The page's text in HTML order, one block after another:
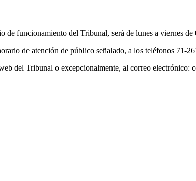
funcionamiento del Tribunal, será de lunes a viernes de
de atención de público señalado, a los teléfonos 71-
del Tribunal o excepcionalmente, al correo electrónico: